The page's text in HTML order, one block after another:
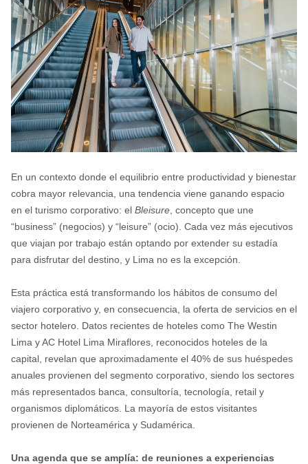
En un contexto donde el equilibrio entre productividad y bienestar
cobra mayor relevancia, una tendencia viene ganando espacio
en el turismo corporativo: el Bleisure, concepto que une
“business” (negocios) y “leisure” (ocio). Cada vez más ejecutivos
que viajan por trabajo están optando por extender su estadía
para disfrutar del destino, y Lima no es la excepción.
Esta práctica está transformando los hábitos de consumo del
viajero corporativo y, en consecuencia, la oferta de servicios en el
sector hotelero. Datos recientes de hoteles como The Westin
Lima y AC Hotel Lima Miraflores, reconocidos hoteles de la
capital, revelan que aproximadamente el 40% de sus huéspedes
anuales provienen del segmento corporativo, siendo los sectores
más representados banca, consultoría, tecnología, retail y
organismos diplomáticos. La mayoría de estos visitantes
provienen de Norteamérica y Sudamérica.
Una agenda que se amplía: de reuniones a experiencias